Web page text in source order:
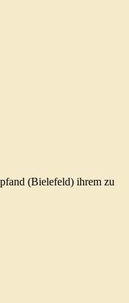
(Bielefeld) ihrem zu